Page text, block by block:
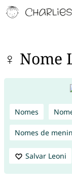
♀ Nome
Nomes
Nomes de
Salvar Leoni